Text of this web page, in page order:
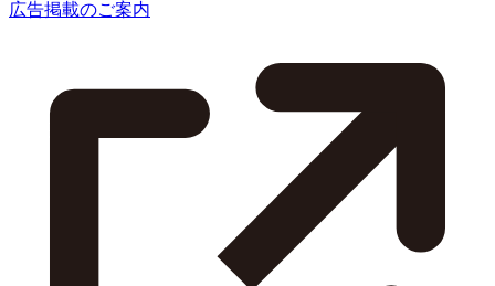
広告掲載のご案内